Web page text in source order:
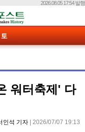
2026.08.05 17:54 발행
워터축제' 다
인석 기자 | 2026/07/07 19:13